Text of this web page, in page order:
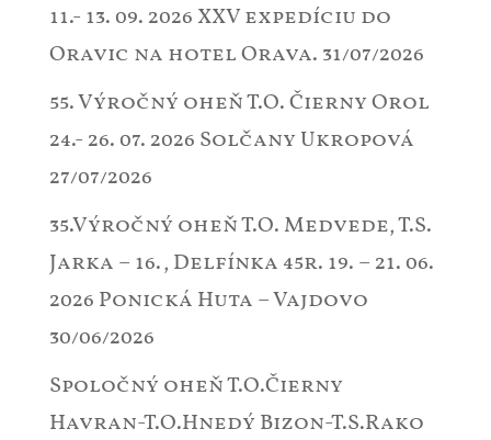
11.- 13. 09. 2026 XXV expedíciu do
Oravic na hotel Orava. 31/07/2026
55. Výročný oheň T.O. Čierny Orol
24.- 26. 07. 2026 Solčany Ukropová
27/07/2026
35.Výročný oheň T.O. Medvede, T.S.
Jarka – 16., Delfínka 45r. 19. – 21. 06.
2026 Ponická Huta – Vajdovo
30/06/2026
Spoločný oheň T.O.Čierny
Havran-T.O.Hnedý Bizon-T.S.Rako